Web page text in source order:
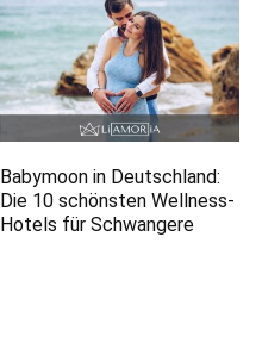
Babymoon in Deutschland:
Die 10 schönsten Wellness-
Hotels für Schwangere